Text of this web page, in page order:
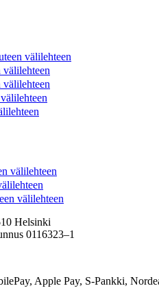
välilehteen
välilehteen
välilehteen
välilehteen
välilehteen
Helsinki
0116323–1
Apple Pay, S-Pankki,